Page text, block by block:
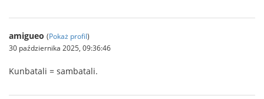
amigueo (Pokaż profil)
30 października 2025, 09:36:46
Kunbatali = sambatali.